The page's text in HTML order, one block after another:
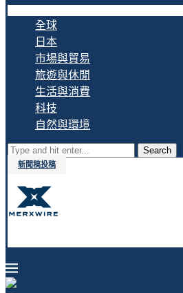
全球
日本
市場與貿易
旅遊與休閒
生活與消費
科技
自然與環境
Search
新聞稿投稿